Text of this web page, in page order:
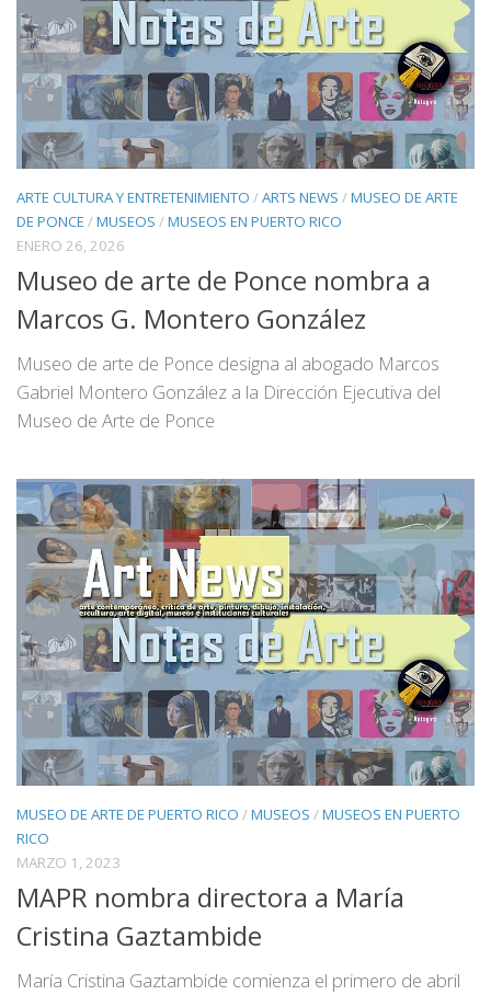
ARTE CULTURA Y ENTRETENIMIENTO /ARTS NEWS /MUSEO DE ARTE
DE PONCE /MUSEOS /MUSEOS EN PUERTO RICO
ENERO 26, 2026
Museo de arte de Ponce nombra a
Marcos G. Montero González
Museo de arte de Ponce designa al abogado Marcos
Gabriel Montero González a la Dirección Ejecutiva del
Museo de Arte de Ponce
MUSEO DE ARTE DE PUERTO RICO /MUSEOS /MUSEOS EN PUERTO
RICO
MARZO 1, 2023
MAPR nombra directora a María
Cristina Gaztambide
María Cristina Gaztambide comienza el primero de abril